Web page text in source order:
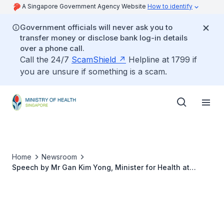
A Singapore Government Agency Website How to identify
Government officials will never ask you to
transfer money or disclose bank log-in details
over a phone call.
Call the 24/7 ScamShield
Helpline at 1799 if
you are unsure if something is a scam.
Home
Newsroom
Speech by Mr Gan Kim Yong, Minister for Health at